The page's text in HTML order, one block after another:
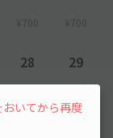
¥700 ¥700
28 29
いてから再度